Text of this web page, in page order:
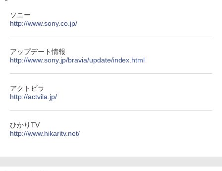
ソニー
http://www.sony.co.jp/
アップデート情報
http://www.sony.jp/bravia/update/index.html
アクトビラ
http://actvila.jp/
ひかりTV
http://www.hikaritv.net/